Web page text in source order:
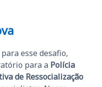
esse desafio,
para a Polícia
de Ressocialização